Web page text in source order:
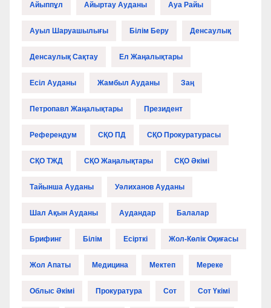
Айыппұл Айыртау Ауданы Ауа Райы
Ауыл Шаруашылығы Білім Беру Денсаулық
Денсаулық Сақтау Ел Жаңалықтары
Есіл Ауданы Жамбыл Ауданы Заң
Петропавл Жаңалықтары Президент
Референдум СҚО ПД СҚО Прокуратурасы
СҚО ТЖД СҚО Жаңалықтары СҚО Әкімі
Тайынша Ауданы Уәлиханов Ауданы
Шал Ақын Ауданы Аудандар Балалар
Брифинг Білім Есірткі Жол-Көлік Оқиғасы
Жол Апаты Медицина Мектеп Мереке
Облыс Әкімі Прокуратура Сот Сот Үкімі